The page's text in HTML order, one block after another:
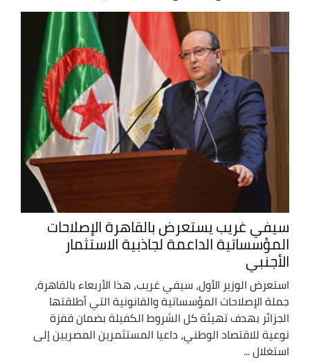
سيفي غريب يستعرض بالقاهرة الإصلاحات
المؤسساتية الداعمة لجاذبية الاستثمار
الأجنبي
استعرض الوزير الأول، سيفي غريب، هذا الأربعاء بالقاهرة،
جملة الإصلاحات المؤسساتية والقانونية التي أطلقتها
الجزائر بهدف تهيئة كل الشروط الكفيلة بضمان قفزة
نوعية للاقتصاد الوطني، داعيا المستثمرين المصريين إلى
استغلال ...